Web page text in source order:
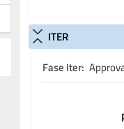
ITER
Fase Iter: